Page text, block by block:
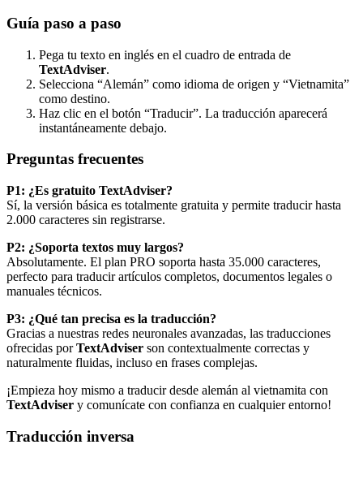
Guía paso a paso
Pega tu texto en inglés en el cuadro de entrada de
TextAdviser.
Selecciona “Alemán” como idioma de origen y “Vietnamita”
como destino.
Haz clic en el botón “Traducir”. La traducción aparecerá
instantáneamente debajo.
Preguntas frecuentes
P1: ¿Es gratuito TextAdviser?
Sí, la versión básica es totalmente gratuita y permite traducir hasta
2.000 caracteres sin registrarse.
P2: ¿Soporta textos muy largos?
Absolutamente. El plan PRO soporta hasta 35.000 caracteres,
perfecto para traducir artículos completos, documentos legales o
manuales técnicos.
P3: ¿Qué tan precisa es la traducción?
Gracias a nuestras redes neuronales avanzadas, las traducciones
ofrecidas porTextAdviser son contextualmente correctas y
naturalmente fluidas, incluso en frases complejas.
¡Empieza hoy mismo a traducir desde alemán al vietnamita con
TextAdviser y comunícate con confianza en cualquier entorno!
Traducción inversa